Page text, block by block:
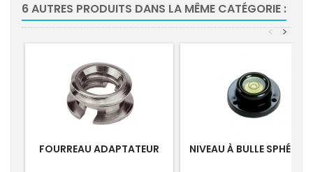
6 AUTRES PRODUITS DANS LA MÊME CATÉGORIE :
>
<
FOURREAU ADAPTATEUR NIVEAU À BULLE